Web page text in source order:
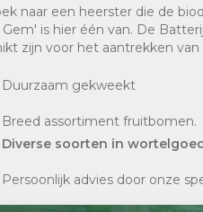
naar een heerster die de
is hier één van. De
zijn voor het aantrekken
Duurzaam gekweekt
Breed assortiment fruitbomen.
Diverse soorten in
Persoonlijk advies door onze